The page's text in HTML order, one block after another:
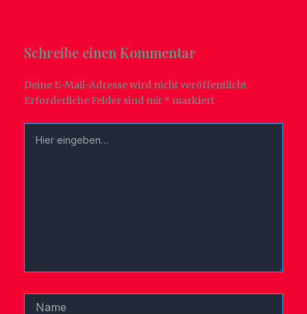
Schreibe einen Kommentar
Deine E-Mail-Adresse wird nicht veröffentlicht.
Erforderliche Felder sind mit * markiert
eingeben…